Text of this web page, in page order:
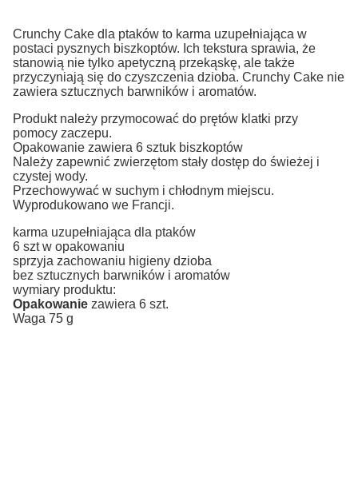
Crunchy Cake dla ptaków to karma uzupełniająca w
postaci pysznych biszkoptów. Ich tekstura sprawia, że
stanowią nie tylko apetyczną przekąskę, ale także
przyczyniają się do czyszczenia dzioba. Crunchy Cake nie
zawiera sztucznych barwników i aromatów.
Produkt należy przymocować do prętów klatki przy
pomocy zaczepu.
Opakowanie zawiera 6 sztuk biszkoptów
Należy zapewnić zwierzętom stały dostęp do świeżej i
czystej wody.
Przechowywać w suchym i chłodnym miejscu.
Wyprodukowano we Francji.
karma uzupełniająca dla ptaków
6 szt w opakowaniu
sprzyja zachowaniu higieny dzioba
bez sztucznych barwników i aromatów
wymiary produktu:
Opakowanie zawiera 6 szt.
Waga 75 g